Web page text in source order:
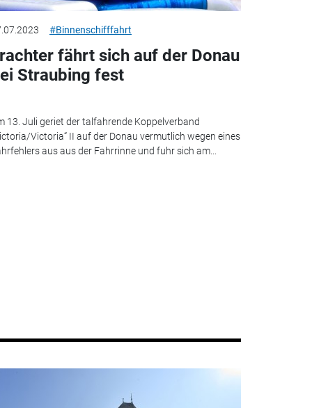
#Binnenschifffahrt
fährt sich auf der Donau
Straubing fest
13. Juli geriet der talfahrende Koppelverband
Victoria“ II auf der Donau vermutlich wegen eines
aus aus der Fahrrinne und fuhr sich am...